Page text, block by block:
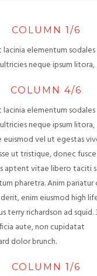
COLUMN 1/6
elementum sodales
neque ipsum litora,
COLUMN 4/6
elementum sodales
neque ipsum litora,
euismod vel ut egestas
ut tristique, donec
aptent vitae libero taciti
pharetra. Anim pariatur
enim eiusmod high
terry richardson ad
aute, non cupidatat
dolor brunch.
COLUMN 1/6